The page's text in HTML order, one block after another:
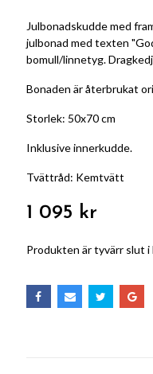
Julbonadskudde med
julbonad med texten
bomull/linnetyg.
Bonaden är återbrukat
Storlek: 50x70 cm
Inklusive innerkudde.
Tvättråd: Kemtvätt
1 095 kr
Produkten är tyvärr slut i